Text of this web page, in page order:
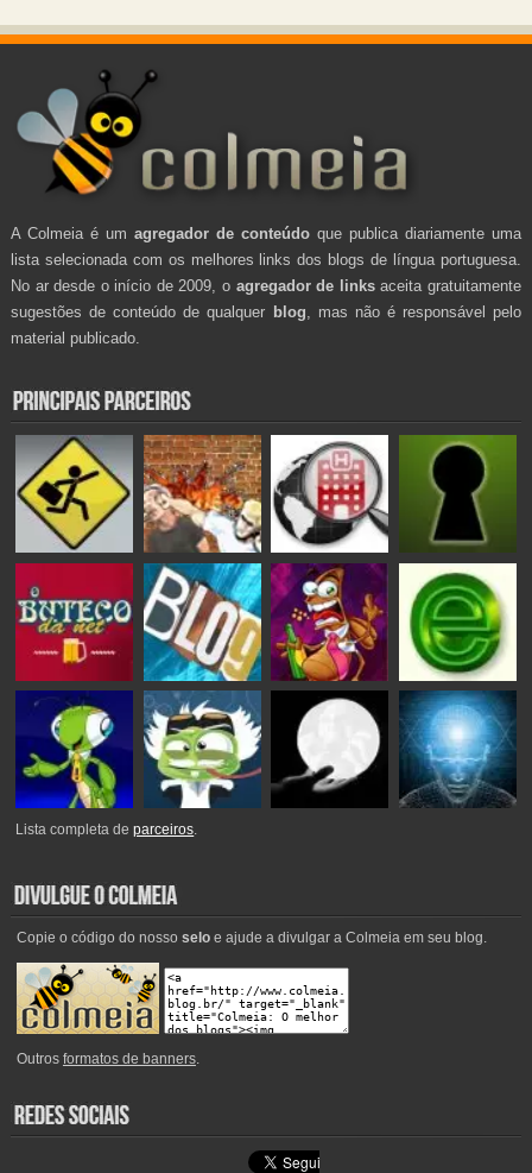
A Colmeia é um agregador de conteúdo que publica diariamente uma
lista selecionada com os melhores links dos blogs de língua portuguesa.
No ar desde o início de 2009, o agregador de linksaceita gratuitamente
sugestões de conteúdo de qualquer blog , mas não é responsável pelo
material publicado.
Lista completa deparceiros.
Copie o código do nosso seloe ajude a divulgar a Colmeia em seu blog.
Outros formatos de banners.